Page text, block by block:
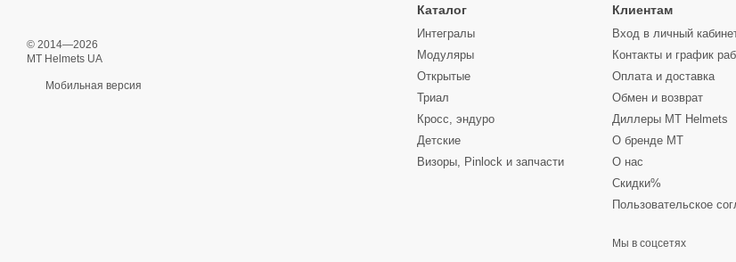
© 2014—2026
MT Helmets UA
Мобильная версия
Каталог
Интегралы
Модуляры
Открытые
Триал
Кросс, эндуро
Детские
Визоры, Pinlock и запчасти
Клиентам
Вход в личный
Контакты и график
Оплата и доставка
Обмен и возврат
Диллеры MT Helmets
О бренде MT
О нас
Скидки%
Пользовательское
Мы в соцсетях